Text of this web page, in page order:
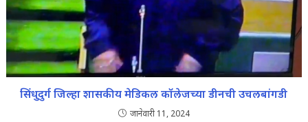
सिंधुदुर्ग जिल्हा शासकीय मेडिकल कॉलेजच्या डीनची उचलबांगडी
जानेवारी 11, 2024